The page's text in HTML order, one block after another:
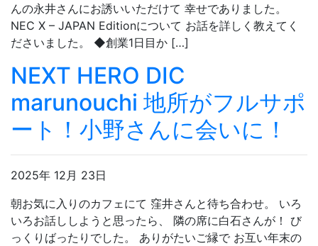
んの永井さんにお誘いいただけて 幸せでありました。
NEC X – JAPAN Editionについて お話を詳しく教えてく
ださいました。 ◆創業1日目か […]
NEXT HERO DIC
marunouchi 地所がフルサポ
ート！小野さんに会いに！
2025年 12月 23日
朝お気に入りのカフェにて 窪井さんと待ち合わせ。 いろ
いろお話ししようと思ったら、 隣の席に白石さんが！ び
っくりばったりでした。 ありがたいご縁で お互い年末の